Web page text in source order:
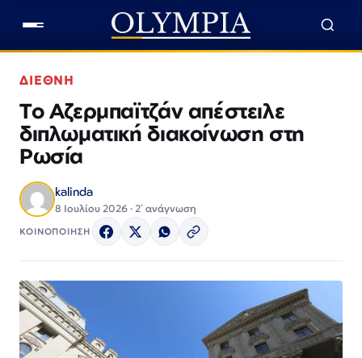
ΔΙΕΘΝΗ
Το Αζερμπαϊτζάν απέστειλε
διπλωματική διακοίνωση στη
Ρωσία
kalinda
8 Ιουλίου 2026 · 2΄ ανάγνωση
ΚΟΙΝΟΠΟΙΗΣΗ